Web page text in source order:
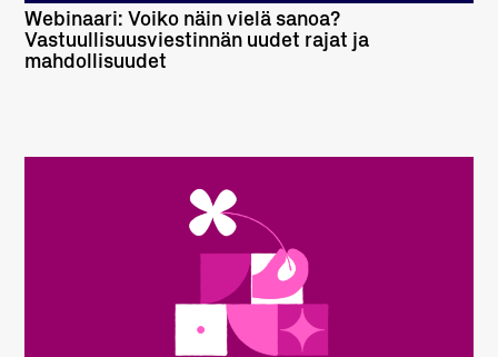
Webinaari: Voiko näin vielä sanoa?
Vastuullisuusviestinnän uudet rajat ja
mahdollisuudet
LUE LISÄÄ